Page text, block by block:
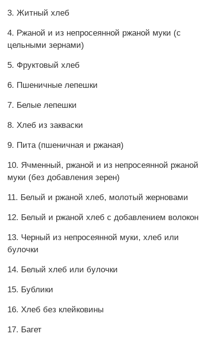
3. Житный хлеб
4. Ржаной и из непросеянной ржаной муки (с
цельными зернами)
5. Фруктовый хлеб
6. Пшеничные лепешки
7. Белые лепешки
8. Хлеб из закваски
9. Пита (пшеничная и ржаная)
10. Ячменный, ржаной и из непросеянной ржаной
муки (без добавления зерен)
11. Белый и ржаной хлеб, молотый жерновами
12. Белый и ржаной хлеб с добавлением волокон
13. Черный из непросеянной муки, хлеб или
булочки
14. Белый хлеб или булочки
15. Бублики
16. Хлеб без клейковины
17. Багет